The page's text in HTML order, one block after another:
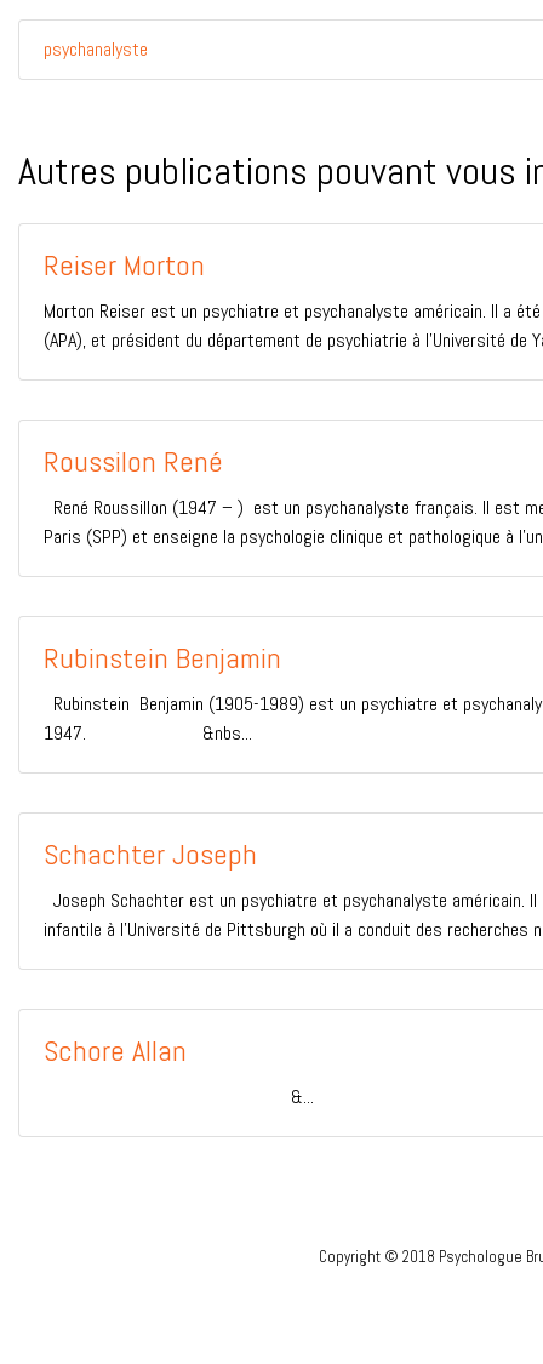
psychanalyste
Autres publications pouvant vous
Reiser Morton
Morton Reiser est un psychiatre et psychanalyste américain. Il a
(APA), et président du département de psychiatrie à l’Université de
Roussilon René
René Roussillon (1947 – ) est un psychanalyste français. Il est
Paris (SPP) et enseigne la psychologie clinique et pathologique à
Rubinstein Benjamin
Rubinstein Benjamin (1905-1989) est un psychiatre et
1947. &nbs...
Schachter Joseph
Joseph Schachter est un psychiatre et psychanalyste américain.
infantile à l’Université de Pittsburgh où il a conduit des recherches
Schore Allan
&...
Copyright © 2018 Psychologue